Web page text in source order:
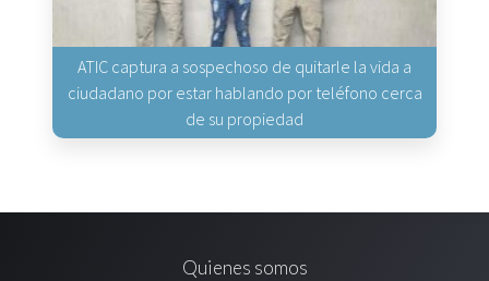
ATIC captura a sospechoso de quitarle la vida a
ciudadano por estar hablando por teléfono cerca
de su propiedad
Quienes somos